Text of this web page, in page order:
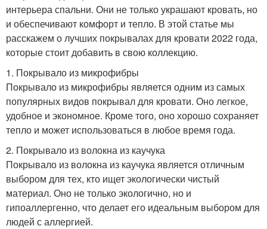
интерьера спальни. Они не только украшают кровать, но
и обеспечивают комфорт и тепло. В этой статье мы
расскажем о лучших покрывалах для кровати 2022 года,
которые стоит добавить в свою коллекцию.
1. Покрывало из микрофибры
Покрывало из микрофибры является одним из самых
популярных видов покрывал для кровати. Оно легкое,
удобное и экономное. Кроме того, оно хорошо сохраняет
тепло и может использоваться в любое время года.
2. Покрывало из волокна из каучука
Покрывало из волокна из каучука является отличным
выбором для тех, кто ищет экологически чистый
материал. Оно не только экологично, но и
гипоаллергенно, что делает его идеальным выбором для
людей с аллергией.